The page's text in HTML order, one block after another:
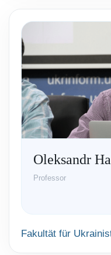
Oleksandr
Professor
Fakultät für